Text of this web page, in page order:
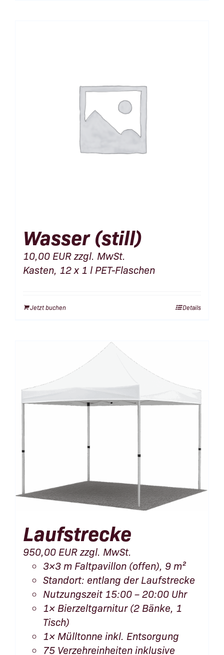
Wasser (still)
10,00 EURzzgl. MwSt.
Kasten, 12 x 1 l PET-Flaschen
Jetzt buchen Details
Laufstrecke
950,00 EURzzgl. MwSt.
3×3 m Faltpavillon (offen), 9 m²
Standort: entlang der Laufstrecke
Nutzungszeit 15:00 – 20:00 Uhr
1× Bierzeltgarnitur (2 Bänke, 1
Tisch)
1× Mülltonne inkl. Entsorgung
75 Verzehreinheiten inklusive